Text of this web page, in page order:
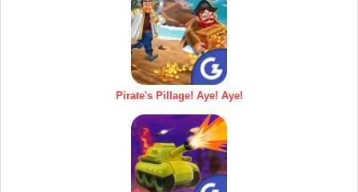
Pirate's Pillage! Aye! Aye!